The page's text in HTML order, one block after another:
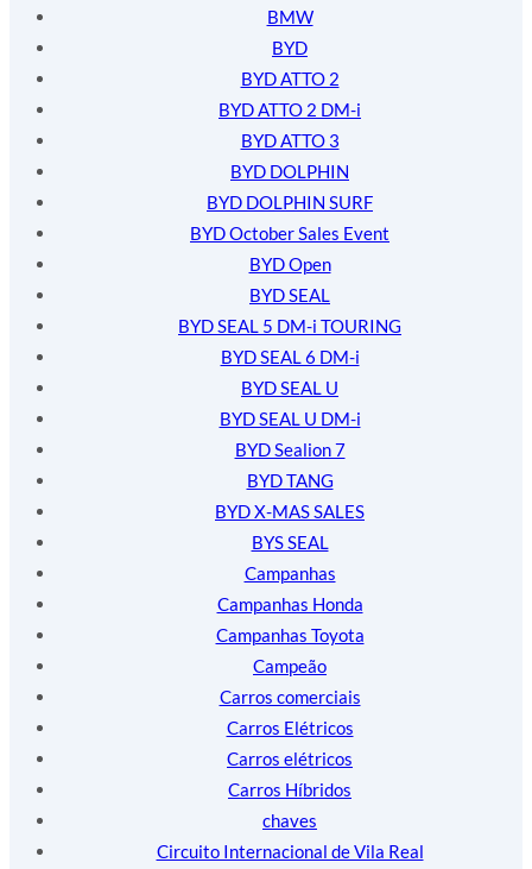
BMW
BYD
BYD ATTO 2
BYD ATTO 2 DM-i
BYD ATTO 3
BYD DOLPHIN
BYD DOLPHIN SURF
BYD October Sales Event
BYD Open
BYD SEAL
BYD SEAL 5 DM-i TOURING
BYD SEAL 6 DM-i
BYD SEAL U
BYD SEAL U DM-i
BYD Sealion 7
BYD TANG
BYD X-MAS SALES
BYS SEAL
Campanhas
Campanhas Honda
Campanhas Toyota
Campeão
Carros comerciais
Carros Elétricos
Carros elétricos
Carros Híbridos
chaves
Circuito Internacional de Vila Real